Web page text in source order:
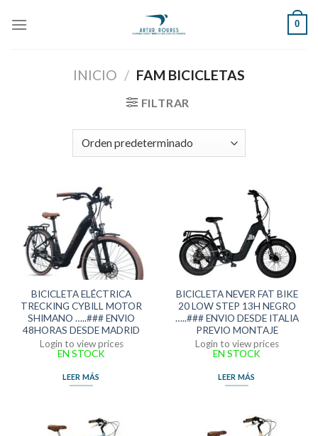
0
INICIO / FAM BICICLETAS
FILTRAR
BICICLETA ELÉCTRICA
TRECKING CYBILL MOTOR
SHIMANO …..### ENVIO
48HORAS DESDE MADRID
Login to view prices
EN STOCK
LEER MÁS
BICICLETA NEVER FAT BIKE
20 LOW STEP 13H NEGRO
…..### ENVIO DESDE ITALIA
PREVIO MONTAJE
Login to view prices
EN STOCK
LEER MÁS